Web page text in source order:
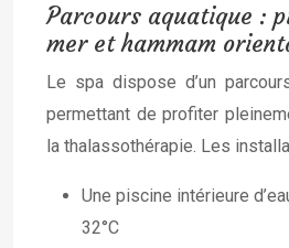
Parcours aquatique :
mer et hammam
Le spa dispose d’un
permettant de profiter
la thalassothérapie. Les
Une piscine intérieure
32°C